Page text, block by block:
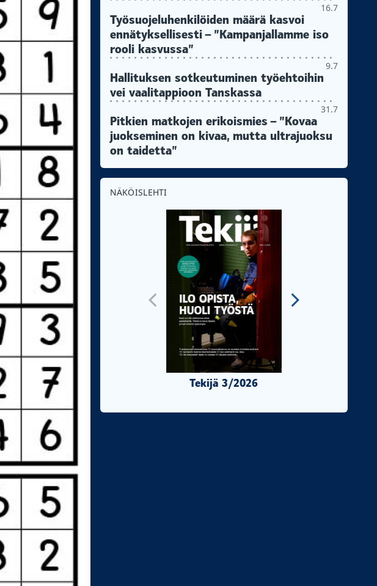
16.7
Työsuojeluhenkilöiden määrä kasvoi
ennätyksellisesti – ”Kampanjallamme iso
rooli kasvussa”
9.7
Hallituksen sotkeutuminen työehtoihin
vei vaalitappioon Tanskassa
31.7
Pitkien matkojen erikoismies – ”Kovaa
juokseminen on kivaa, mutta ultrajuoksu
on taidetta”
NÄKÖISLEHTI
Tekijä 3/2026